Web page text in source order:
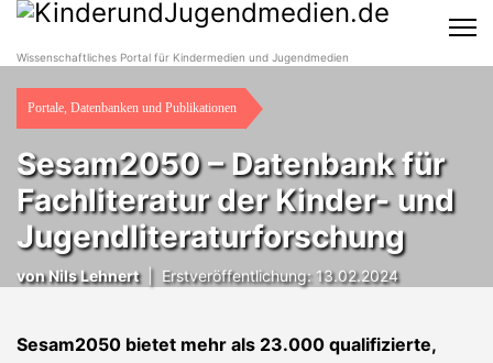
Wissenschaftliches Portal für Kindermedien und Jugendmedien
Portale, Datenbanken und Publikationen
Sesam2050 – Datenbank für
Fachliteratur der Kinder- und
Jugendliteraturforschung
von Nils Lehnert| Erstveröffentlichung: 13.02.2024
Sesam2050 bietet mehr als 23.000 qualifizierte,